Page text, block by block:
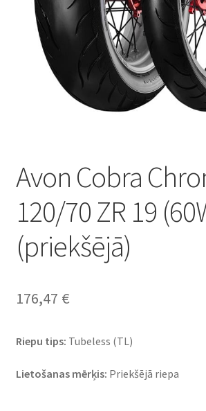
Avon Cobra
120/70 ZR 19
(priekšējā)
176,47 €
Riepu tips: Tubeless (TL)
Lietošanas mērķis: Priekšējā riepa